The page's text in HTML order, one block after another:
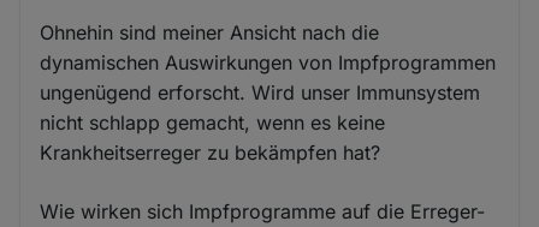
Ohnehin sind meiner Ansicht nach die
dynamischen Auswirkungen von Impfprogrammen
ungenügend erforscht. Wird unser Immunsystem
nicht schlapp gemacht, wenn es keine
Krankheitserreger zu bekämpfen hat?
Wie wirken sich Impfprogramme auf die Erreger-